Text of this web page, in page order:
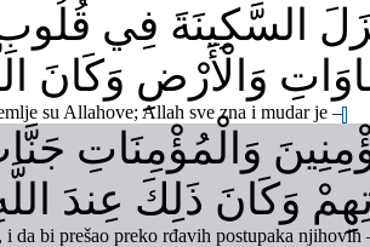
السَّكِينَةَ فِي قُلُوبِ
وَالْأَرْضِ وَكَانَ
su Allahove; Allah sve zna i mudar je –
وَالْمُؤْمِنَاتِ
وَكَانَ ذَلِكَ عِندَ
da bi prešao preko rđavih postupaka